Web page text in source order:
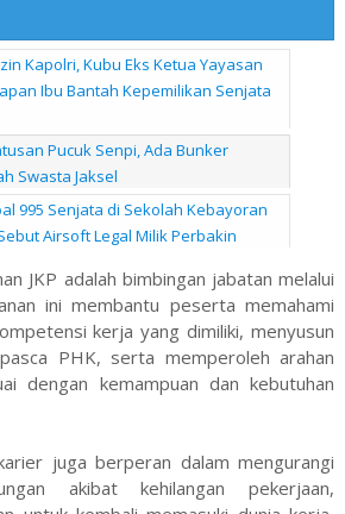
Kapolri, Kubu Eks Ketua Yayasan
Ibu Bantah Kepemilikan Senjata
Pucuk Senpi, Ada Bunker
Swasta Jaksel
995 Senjata di Sekolah Kebayoran
Airsoft Legal Milik Perbakin
JKP adalah bimbingan jabatan melalui
ini membantu peserta memahami
kerja yang dimiliki, menyusun
PHK, serta memperoleh arahan
dengan kemampuan dan kebutuhan
juga berperan dalam mengurangi
akibat kehilangan pekerjaan,